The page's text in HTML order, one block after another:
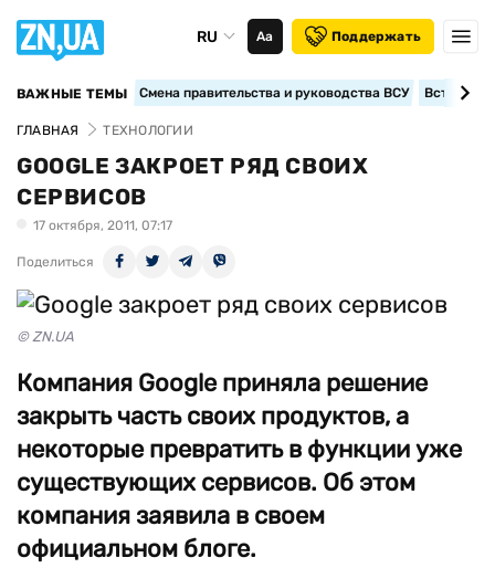
RU Аа Поддержать
ВАЖНЫЕ ТЕМЫ Смена правительства и руководства ВСУ
ГЛАВНАЯ ТЕХНОЛОГИИ
GOOGLE ЗАКРОЕТ РЯД СВОИХ
СЕРВИСОВ
17 октября, 2011, 07:17
Поделиться
© ZN.UA
Компания Google приняла решение
закрыть часть своих продуктов, а
некоторые превратить в функции уже
существующих сервисов. Об этом
компания заявила в своем
официальном блоге.